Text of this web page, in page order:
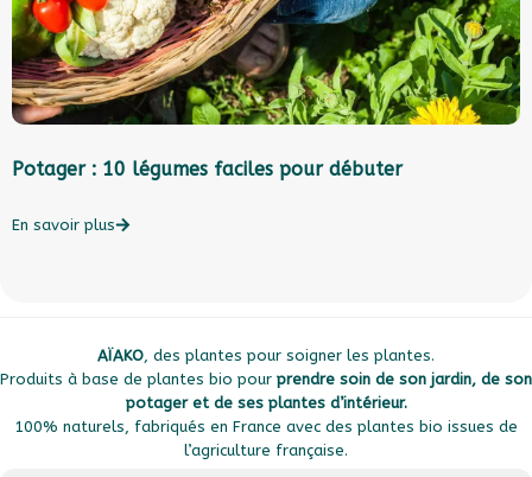
Potager : 10 légumes faciles pour débuter
En savoir plus
AÏAKO , des plantes pour soigner les plantes.
Produits à base de plantes bio pour prendre soin de son jardin, de son
potager et de ses plantes d’intérieur.
100% naturels, fabriqués en France avec des plantes bio issues de
l’agriculture française.